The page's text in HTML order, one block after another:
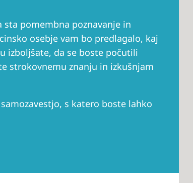
pomembna poznavanje in
osebje vam bo predlagalo, kaj
izboljšate, da se boste počutili
strokovnemu znanju in izkušnjam
s katero boste lahko